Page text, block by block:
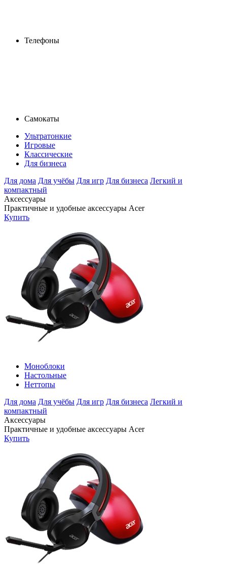
Телефоны
Самокаты
Ультратонкие
Игровые
Классические
Для бизнеса
Для дома Для учёбы Для игр Для бизнеса Легкий и
компактный
Аксессуары
Практичные и удобные аксессуары Acer
Купить
Моноблоки
Настольные
Неттопы
Для дома Для учёбы Для игр Для бизнеса Легкий и
компактный
Аксессуары
Практичные и удобные аксессуары Acer
Купить